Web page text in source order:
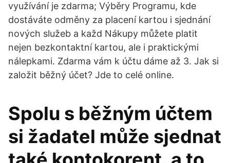
využívání je zdarma; Výběry Programu, kde
dostáváte odměny za placení kartou i sjednání
nových služeb a každ Nákupy můžete platit
nejen bezkontaktní kartou, ale i praktickými
nálepkami. Zdarma vám k účtu dáme až 3. Jak si
založit běžný účet? Jde to celé online.
Spolu s běžným účtem
si žadatel může sjednat